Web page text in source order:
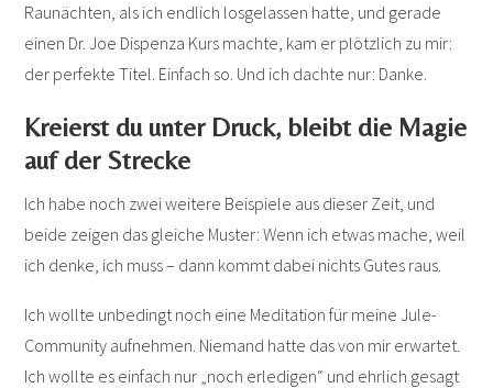
Raunächten, als ich endlich losgelassen hatte, und gerade
einen Dr. Joe Dispenza Kurs machte, kam er plötzlich zu mir:
der perfekte Titel. Einfach so. Und ich dachte nur: Danke.
Kreierst du unter Druck, bleibt die Magie
auf der Strecke
Ich habe noch zwei weitere Beispiele aus dieser Zeit, und
beide zeigen das gleiche Muster: Wenn ich etwas mache, weil
ich denke, ich muss – dann kommt dabei nichts Gutes raus.
Ich wollte unbedingt noch eine Meditation für meine Jule-
Community aufnehmen. Niemand hatte das von mir erwartet.
Ich wollte es einfach nur „noch erledigen“ und ehrlich gesagt